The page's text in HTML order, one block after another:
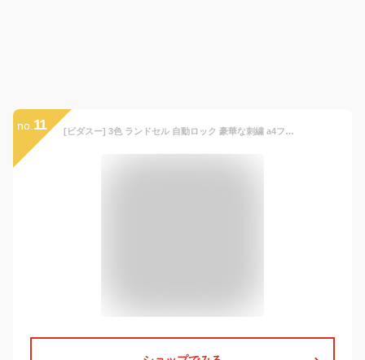
no. 11 [ビダスー] 3色 ランドセル 自動ロック 豪華な刺繍 a4フラットファイル対応 高級合革 ランドセル 女の子 超軽量 撥水加工 ワンタッチロック 新学期お祝い 小学生通学鞄 6 SS44V (ライトブルー)